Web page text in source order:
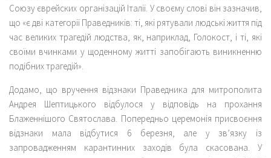
Союзу єврейских організацій Італії. У своєму слові він зазначив,
що «є дві категорії Праведників: ті, які рятували людські життя під
час великих трагедій людства, як, наприклад, Голокост, і ті, які
своїми вчинками у щоденному житті запобігають виникненню
подібних трагедій».
Додамо, що вручення відзнаки Праведника для митрополита
Андрея Шептицького відбулося у відповідь на прохання
Блаженнішого Святослава. Попередньо церемонія присвоєння
відзнаки мала відбутися 6 березня, але у зв’язку із
запровадженням карантинних заходів була скасована. У